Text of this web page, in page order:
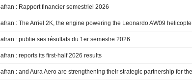
: Rapport financier semestriel 2026
: publie ses résultats du 1er semestre 2026
: reports its first-half 2026 results